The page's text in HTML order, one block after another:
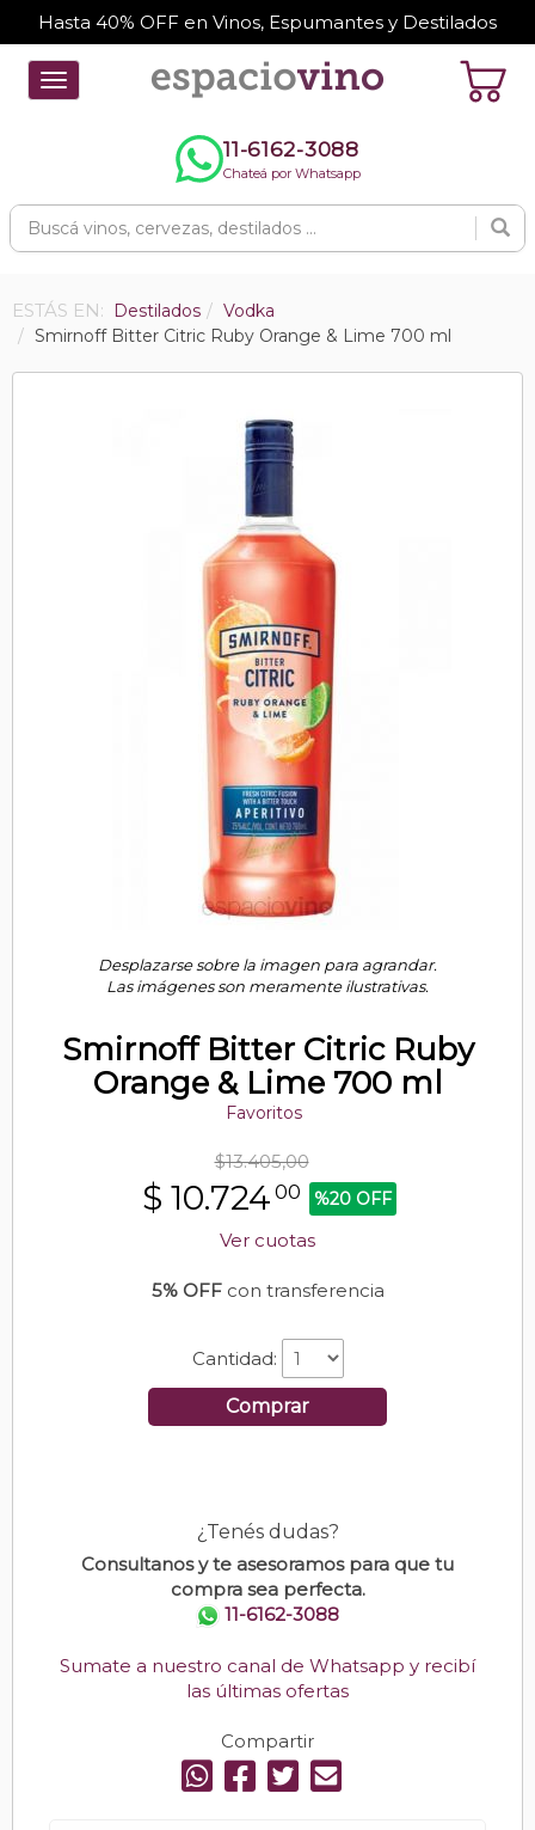
Hasta 40% OFF en Vinos, Espumantes y Destilados
Toggle
navigation
11-6162-3088
Chateá por Whatsapp
ESTÁS EN: Destilados
Vodka
Smirnoff Bitter Citric Ruby Orange & Lime 700 ml
Desplazarse sobre la imagen para agrandar.
Las imágenes son meramente ilustrativas.
Smirnoff Bitter Citric Ruby
Orange & Lime 700 ml
Favoritos
$13.405,00
$ 10.724 00 %20 OFF
Ver cuotas
5% OFFcon transferencia
Cantidad:
Comprar
¿Tenés dudas?
Consultanos y te asesoramos para que tu
compra sea perfecta.
11-6162-3088
Sumate a nuestro canal de Whatsapp y recibí
las últimas ofertas
Compartir